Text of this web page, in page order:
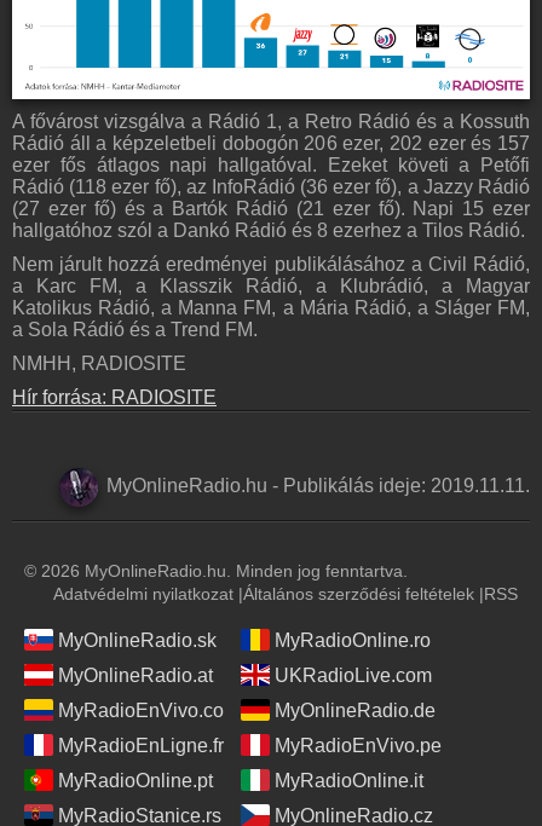
A fővárost vizsgálva a Rádió 1, a Retro Rádió és a Kossuth
Rádió áll a képzeletbeli dobogón 206 ezer, 202 ezer és 157
ezer fős átlagos napi hallgatóval. Ezeket követi a Petőfi
Rádió (118 ezer fő), az InfoRádió (36 ezer fő), a Jazzy Rádió
(27 ezer fő) és a Bartók Rádió (21 ezer fő). Napi 15 ezer
hallgatóhoz szól a Dankó Rádió és 8 ezerhez a Tilos Rádió.
Nem járult hozzá eredményei publikálásához a Civil Rádió,
a Karc FM, a Klasszik Rádió, a Klubrádió, a Magyar
Katolikus Rádió, a Manna FM, a Mária Rádió, a Sláger FM,
a Sola Rádió és a Trend FM.
NMHH, RADIOSITE
Hír forrása: RADIOSITE
MyOnlineRadio.hu - Publikálás ideje: 2019.11.11.
© 2026 MyOnlineRadio.hu. Minden jog fenntartva.
Adatvédelmi nyilatkozat |Általános szerződési feltételek |RSS
MyOnlineRadio.sk
MyRadioOnline.ro
MyOnlineRadio.at
UKRadioLive.com
MyRadioEnVivo.co
MyOnlineRadio.de
MyRadioEnLigne.fr
MyRadioEnVivo.pe
MyRadioOnline.pt
MyRadioOnline.it
MyRadioStanice.rs
MyOnlineRadio.cz